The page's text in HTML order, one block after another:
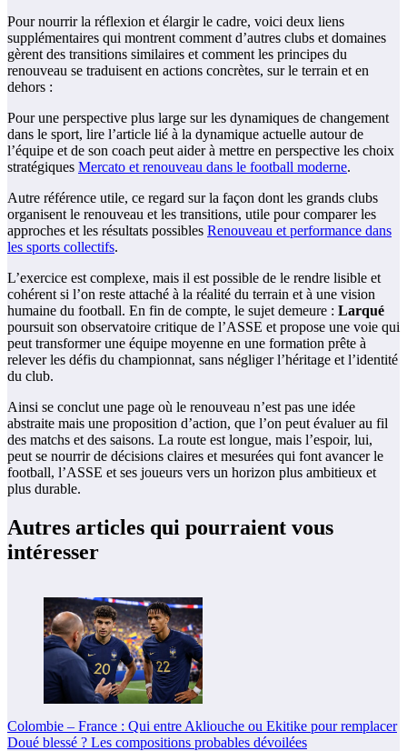
Pour nourrir la réflexion et élargir le cadre, voici deux liens
supplémentaires qui montrent comment d’autres clubs et domaines
gèrent des transitions similaires et comment les principes du
renouveau se traduisent en actions concrètes, sur le terrain et en
dehors :
Pour une perspective plus large sur les dynamiques de changement
dans le sport, lire l’article lié à la dynamique actuelle autour de
l’équipe et de son coach peut aider à mettre en perspective les choix
stratégiques Mercato et renouveau dans le football moderne.
Autre référence utile, ce regard sur la façon dont les grands clubs
organisent le renouveau et les transitions, utile pour comparer les
approches et les résultats possibles Renouveau et performance dans
les sports collectifs.
L’exercice est complexe, mais il est possible de le rendre lisible et
cohérent si l’on reste attaché à la réalité du terrain et à une vision
humaine du football. En fin de compte, le sujet demeure : Larqué
poursuit son observatoire critique de l’ASSE et propose une voie qui
peut transformer une équipe moyenne en une formation prête à
relever les défis du championnat, sans négliger l’héritage et l’identité
du club.
Ainsi se conclut une page où le renouveau n’est pas une idée
abstraite mais une proposition d’action, que l’on peut évaluer au fil
des matchs et des saisons. La route est longue, mais l’espoir, lui,
peut se nourrir de décisions claires et mesurées qui font avancer le
football, l’ASSE et ses joueurs vers un horizon plus ambitieux et
plus durable.
Autres articles qui pourraient vous
intéresser
Colombie – France : Qui entre Akliouche ou Ekitike pour remplacer
Doué blessé ? Les compositions probables dévoilées